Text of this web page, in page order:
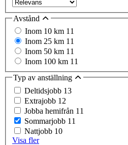
Avstånd
Inom 10 km 11
Inom 25 km 11
Inom 50 km 11
Inom 100 km 11
Typ av anställning
Deltidsjobb 13
Extrajobb 12
Jobba hemifrån 11
Sommarjobb 11
Nattjobb 10
Visa fler